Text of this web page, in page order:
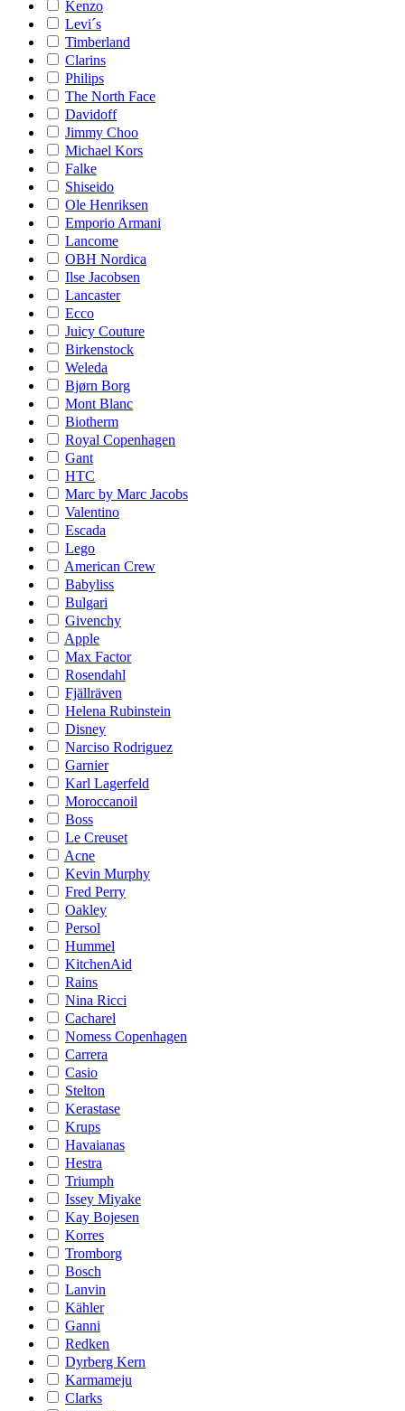
Kenzo
Levi´s
Timberland
Clarins
Philips
The North Face
Davidoff
Jimmy Choo
Michael Kors
Falke
Shiseido
Ole Henriksen
Emporio Armani
Lancome
OBH Nordica
Ilse Jacobsen
Lancaster
Ecco
Juicy Couture
Birkenstock
Weleda
Bjørn Borg
Mont Blanc
Biotherm
Royal Copenhagen
Gant
HTC
Marc by Marc Jacobs
Valentino
Escada
Lego
American Crew
Babyliss
Bulgari
Givenchy
Apple
Max Factor
Rosendahl
Fjällräven
Helena Rubinstein
Disney
Narciso Rodriguez
Garnier
Karl Lagerfeld
Moroccanoil
Boss
Le Creuset
Acne
Kevin Murphy
Fred Perry
Oakley
Persol
Hummel
KitchenAid
Rains
Nina Ricci
Cacharel
Nomess Copenhagen
Carrera
Casio
Stelton
Kerastase
Krups
Havaianas
Hestra
Triumph
Issey Miyake
Kay Bojesen
Korres
Tromborg
Bosch
Lanvin
Kähler
Ganni
Redken
Dyrberg Kern
Karmameju
Clarks